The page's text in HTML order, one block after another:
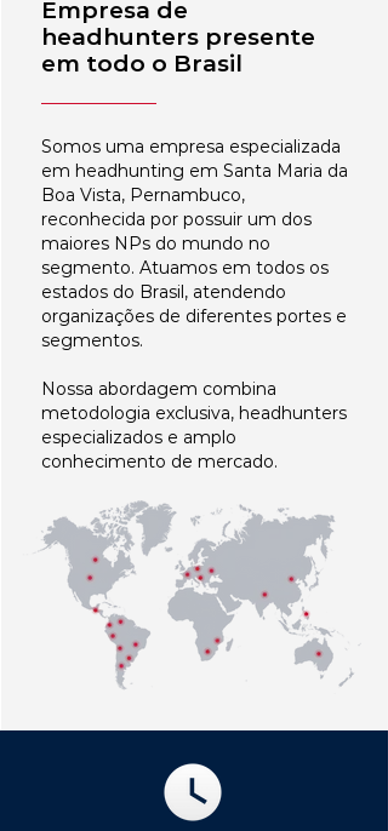
Empresa de
headhunters presente
em todo o Brasil
Somos uma empresa especializada
em headhunting em Santa Maria da
Boa Vista, Pernambuco,
reconhecida por possuir um dos
maiores NPs do mundo no
segmento. Atuamos em todos os
estados do Brasil, atendendo
organizações de diferentes portes e
segmentos.
Nossa abordagem combina
metodologia exclusiva, headhunters
especializados e amplo
conhecimento de mercado.